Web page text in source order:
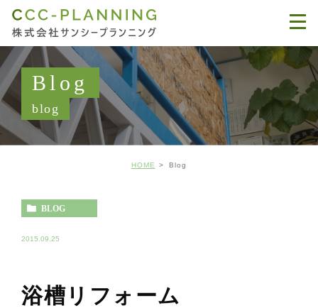
Blog
blog
HOME Blog
BLOG
2015.09.25
浴槽リフォーム